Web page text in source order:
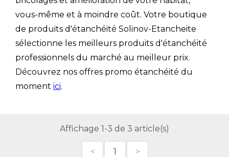
vous-même et à moindre coût. Votre boutique
de produits d'étanchéité Solinov-Etancheite
sélectionne les meilleurs produits d'étanchéité
professionnels du marché au meilleur prix.
Découvrez nos offres promo étanchéité du
moment ici.
Affichage 1-3 de 3 article(s)
< 1 >